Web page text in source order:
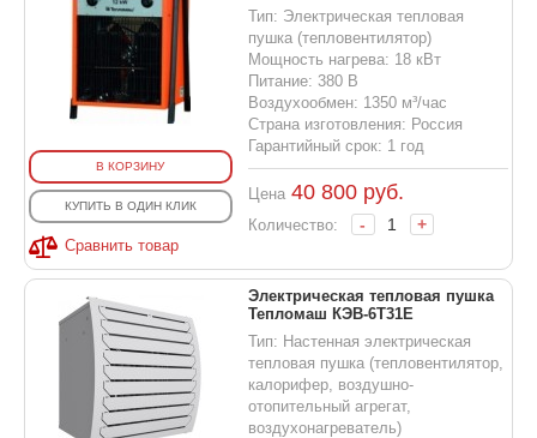
В КОРЗИНУ
КУПИТЬ В ОДИН КЛИК
Сравнить товар
Тип: Электрическая тепловая
пушка (тепловентилятор)
Мощность нагрева: 18 кВт
Питание: 380 В
Воздухообмен: 1350 м³/час
Страна изготовления: Россия
Гарантийный срок: 1 год
Цена 40 800руб.
Количество: - +
Электрическая тепловая пушка
Тепломаш КЭВ-6T31E
Тип: Настенная электрическая
тепловая пушка (тепловентилятор,
калорифер, воздушно-
отопительный агрегат,
воздухонагреватель)